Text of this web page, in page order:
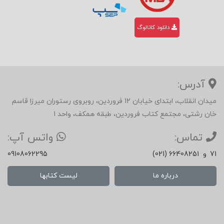
– الزامات سخت‌افزاری (شبکه انبار، ناوگان،
زیرساخت پخش)
مدیریت سفارش‌گیری)
– مراحل استقرار شبکه مویرگی
– مدیریت شعب، گزارش‌دهی و پایش عملیات
– طراحی Incentive برای ویزیتورها و سرپرستان
دانلود کاتالوگ
آدرس:
میدان انقلاب، ابتدای خیابان 12 فروردین، روبروی رستوران میرزا قاسم
خان رشتی، مجتمع کتاب فروردین، طبقه همکف، واحد 1
تماس:
(021) 66408251 و 71
واتس آپ:
09108062295
درباره ما لیست کتابها